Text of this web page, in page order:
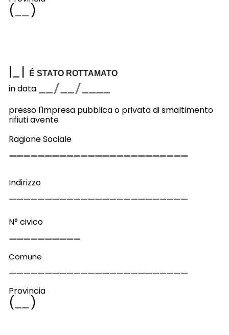
( )
| | É STATO ROTTAMATO
in data
presso l'impresa pubblica o privata di smaltimento
rifiuti avente
Ragione Sociale
Indirizzo
N° civico
Comune
Provincia
( )